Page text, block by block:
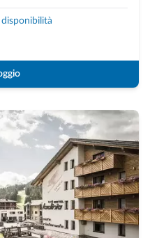
disponibilità